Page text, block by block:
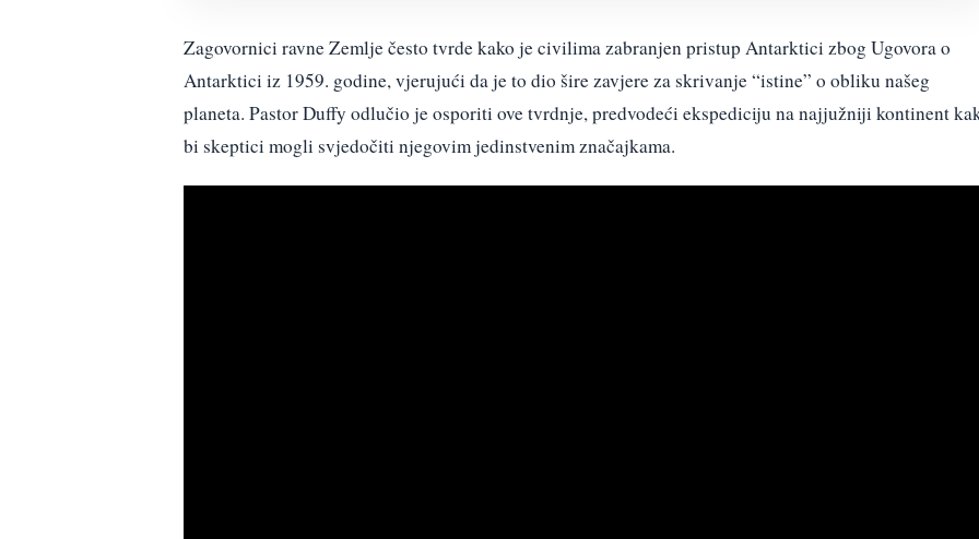
Zagovornici ravne Zemlje često tvrde kako je civilima zabranjen pristup Antarktici zbog Ugovora o
Antarktici iz 1959. godine, vjerujući da je to dio šire zavjere za skrivanje “istine” o obliku našeg
planeta. Pastor Duffy odlučio je osporiti ove tvrdnje, predvodeći ekspediciju na najjužniji kontinent
bi skeptici mogli svjedočiti njegovim jedinstvenim značajkama.